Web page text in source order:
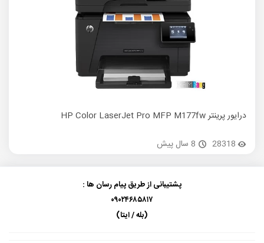
درایور پرینتر HP Color LaserJet Pro MFP M177fw
28318
8 سال پیش
پشتیبانی از طریق پیام رسان ها :
۰۹۰۲۴۶۸۵۸۱۷
(بله / ایتا)